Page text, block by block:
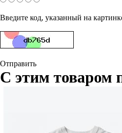
Введите код, указанный на
Отправить
С этим товаром